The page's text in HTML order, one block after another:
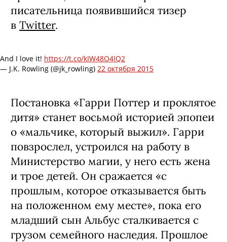
писательница появившийся тизер
в Twitter.
And I love it! https://t.co/kIW48O4IQ2
— J.K. Rowling (@jk_rowling) 22 октября 2015
Постановка «Гарри Поттер и проклятое
дитя» станет восьмой историей эпопеи
о «мальчике, который выжил». Гарри
повзрослел, устроился на работу в
Министерство магии, у него есть жена
и трое детей. Он сражается «с
прошлым, которое отказывается быть
на положенном ему месте», пока его
младший сын Альбус сталкивается с
грузом семейного наследия. Прошлое